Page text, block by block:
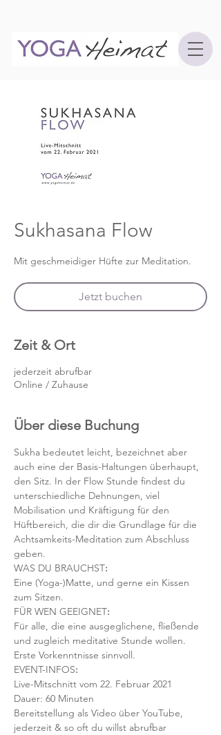
Sukhasana Flow
Mit geschmeidiger Hüfte zur Meditation.
Jetzt buchen
Zeit & Ort
jederzeit abrufbar
Online / Zuhause
Über diese Buchung
Sukha bedeutet leicht, bezeichnet aber
auch eine der Basis-Haltungen überhaupt,
den Sitz. In der Flow Stunde findest du
unterschiedliche Dehnungen, viel
Mobilisation und Kräftigung für den
Hüftbereich, die dir die Grundlage für die
Achtsamkeits-Meditation zum Abschluss
geben.
WAS DU BRAUCHST:
Eine (Yoga-)Matte, und gerne ein Kissen
zum Sitzen.
FÜR WEN GEEIGNET:
Für alle, die eine ausgeglichene, fließende
und zugleich meditative Stunde wollen.
Erste Vorkenntnisse sinnvoll.
EVENT-INFOS:
Live-Mitschnitt vom 22. Februar 2021
Dauer: 60 Minuten
Bereitstellung als Video über YouTube,
jederzeit & so oft du willst abrufbar